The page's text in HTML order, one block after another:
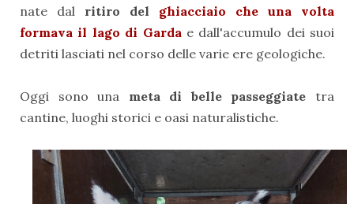
nate dal ritiro del ghiacciaio che una volta
formava il lago di Garda e dall'accumulo dei suoi
detriti lasciati nel corso delle varie ere geologiche.
Oggi sono una meta di belle passeggiatetra
cantine, luoghi storici e oasi naturalistiche.